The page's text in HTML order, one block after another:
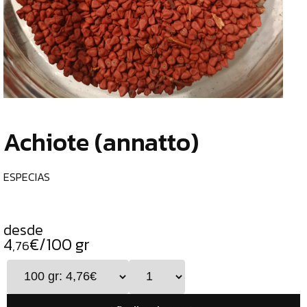
TIENDA
CHOCOLATES
ESPECIALES
ESPECIAS
CURRY
CAFÉS
GENERAL
ALIMENTOS
Achiote (annatto)
ESPECIAS
desde
4,76€/100 gr